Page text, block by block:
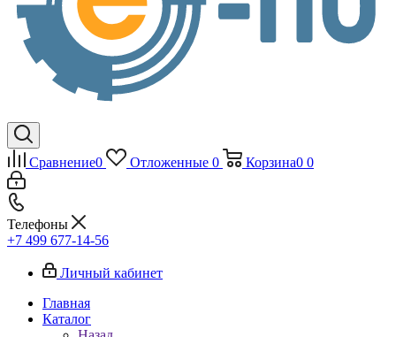
Сравнение0 Отложенные 0 Корзина0 0
Телефоны
+7 499 677-14-56
Личный кабинет
Главная
Каталог